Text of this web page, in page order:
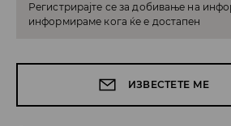
Регистрирајте се за добивање на
информираме кога ќе е достапен
ИЗВЕСТЕТЕ МЕ